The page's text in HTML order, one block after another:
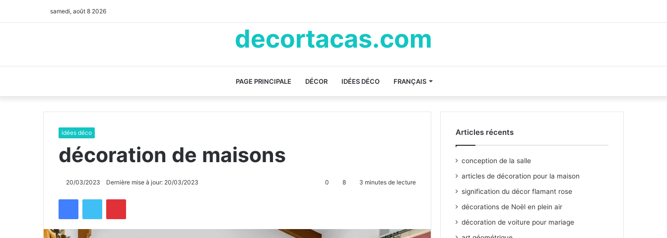
samedi, août 8 2026
decortacas.com
PAGE PRINCIPALE DÉCOR IDÉES DÉCO FRANÇAIS
idées déco
décoration de maisons
20/03/2023 Dernière mise à jour: 20/03/2023 0 8 3 minutes de lecture
Articles récents
conception de la salle
articles de décoration pour la maison
signification du décor flamant rose
décorations de Noël en plein air
décoration de voiture pour mariage